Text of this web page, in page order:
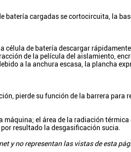
cargadas se cortocircuita, la
de batería descargar
de la película del aislamiento,
a la anchura escasa, la plancha
pierde su función de la barrera para
el área de la radiación
resultado la desgasificación sucia.
y no representan las vistas de esta